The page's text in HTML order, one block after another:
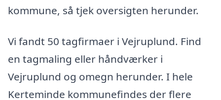
kommune, så tjek oversigten herunder.
Vi fandt 50 tagfirmaer i Vejruplund. Find
en tagmaling eller håndværker i
Vejruplund og omegn herunder. I hele
Kerteminde kommunefindes der flere